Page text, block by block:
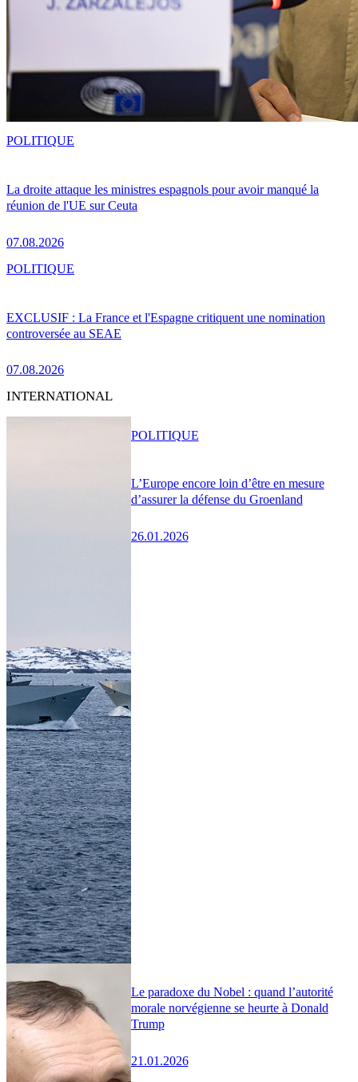
La droite attaque les ministres espagnols pour avoir manqué la
réunion de l'UE sur Ceuta
07.08.2026
POLITIQUE
EXCLUSIF : La France et l'Espagne critiquent une nomination
controversée au SEAE
07.08.2026
POLITIQUE
INTERNATIONAL
L’Europe encore loin d’être en mesure
d’assurer la défense du Groenland
26.01.2026
POLITIQUE
Le paradoxe du Nobel : quand l’autorité
morale norvégienne se heurte à Donald
Trump
21.01.2026